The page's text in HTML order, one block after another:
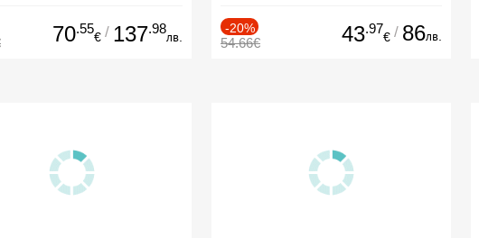
70.55
€ / 137.98
лв.
-20%
54.66€ 43.97
€ / 86лв.